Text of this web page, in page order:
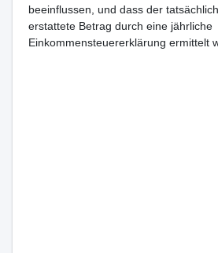
beeinflussen, und dass der
erstattete Betrag durch eine jährliche
Einkommensteuererklärung ermittelt